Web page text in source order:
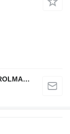
Przedsiębiorstwo Produkcyjno-Handlowe ROLMAPOL Marcin Dziekan